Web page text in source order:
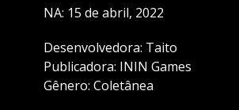
NA: 15 de abril, 2022
Desenvolvedora: Taito
Publicadora: ININ Games
Gênero: Coletânea